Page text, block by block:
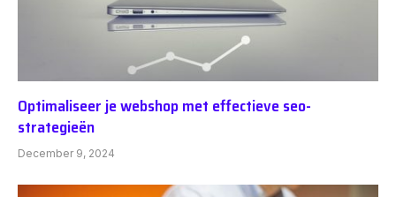
Optimaliseer je webshop met effectieve seo-
strategieën
December 9, 2024